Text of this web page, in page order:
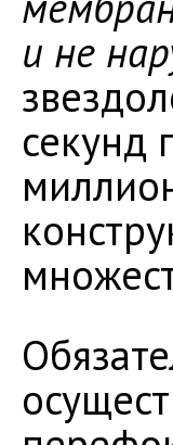
и не
секунд